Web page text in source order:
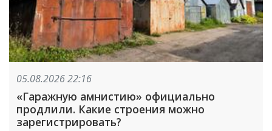
05.08.2026 22:16
«Гаражную амнистию» официально
продлили. Какие строения можно
зарегистрировать?